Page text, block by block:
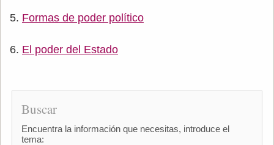
Formas de poder político
El poder del Estado
Buscar
Encuentra la información que necesitas, introduce el
tema: